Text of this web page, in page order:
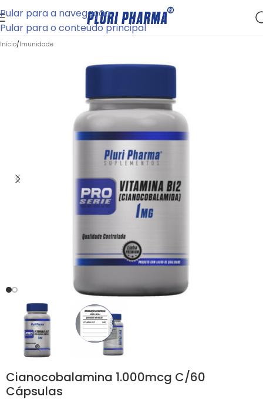
Pular para a navegação
Pular para o conteúdo principal
Início/Imunidade
Cianocobalamina 1.000mcg C/60
Cápsulas